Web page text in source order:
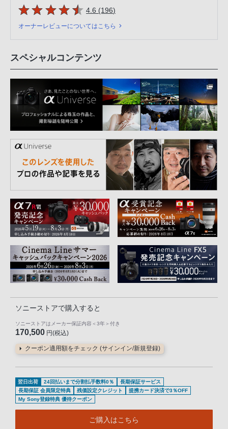
5つの星のうち
4.6 (196件のレビュー
)
オーナーレビューについてはこちら
スペシャルコンテンツ
ソニーストアで購入すると
ソニーストアはメーカー保証内容 ＜3年＞ 付き
170,500 円(税込)
クーポン適用額をチェック (サインイン/新規登録)
翌日出荷 24回払いまで分割払手数料0％
長期保証サービス
長期保証 会員限定特典
残価設定クレジット
提携カード決済で3％OFF
My Sony登録特典 優待クーポン
ご購入はこちら